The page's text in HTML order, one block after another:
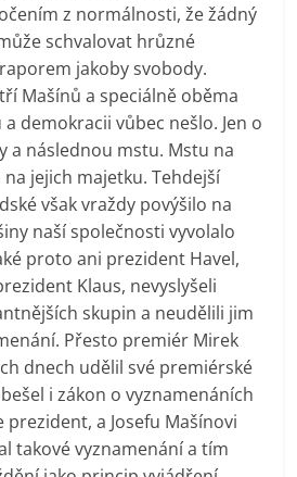
z normálnosti, že žádný
schvalovat hrůzné
jakoby svobody.
Mašínů a speciálně oběma
demokracii vůbec nešlo. Jen o
a následnou mstu. Mstu na
jejich majetku. Tehdejší
však vraždy povýšilo na
naší společnosti vyvolalo
proto ani prezident Havel,
Klaus, nevyslyšeli
skupin a neudělili jim
Přesto premiér Mirek
dnech udělil své premiérské
i zákon o vyznamenáních
a Josefu Mašínovi
takové vyznamenání a tím